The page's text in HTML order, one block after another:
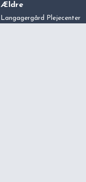
Ældre
Langagergård Plejecenter